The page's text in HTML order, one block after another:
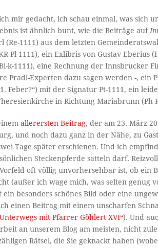
mir gedacht, ich schau einmal, was sich
ist ähnlich bunt, wie die Beiträge auf
1111) aus dem letzten
1111), ein Exlibris von Gustav Eberius
k-1111), eine Rechnung der Innsbrucker
Pradl-Experten dazu sagen werden -, ein
Feber?“) mit der Signatur Pt-1111, ein
in Richtung Mariabrunn (Ph-
allerersten Beitrag, der am 23. März
und noch dazu ganz in der Nähe, zu
Tage später erschienen. Und ich
Steckenpferde satteln darf.
oft völlig unvorhersehbar ist, ob ein
(außer ich wage mich, was selten genug
besonders schönes Bild oder eine
einen Beitrag mit einem unscharfen
mit Pfarrer Göhlert XVI“). Und
an unserem Blog am meisten, nicht
Rätsel, die Sie geknackt haben